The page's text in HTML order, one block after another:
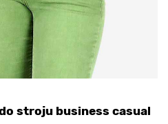
stroju business casual